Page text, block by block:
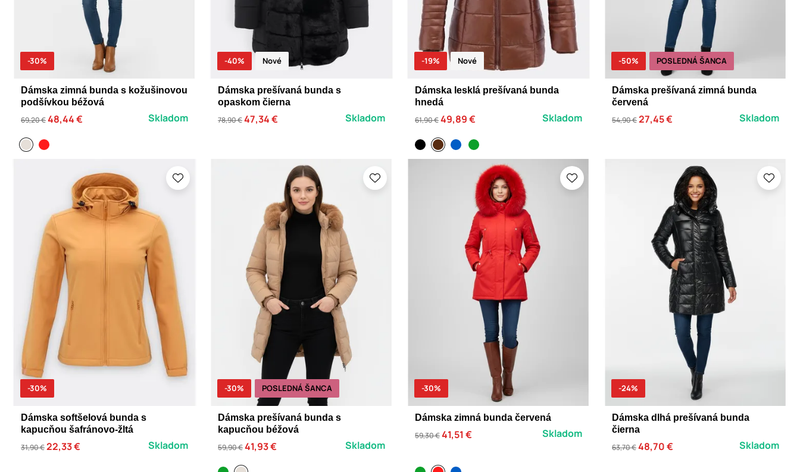
-30%
Dámska zimná bunda s kožušinovou
podšívkou béžová
69,20 €48,44 € Skladom
-40% Nové
Dámska prešívaná bunda s
opaskom čierna
78,90 €47,34 € Skladom
-19% Nové
Dámska lesklá prešívaná bunda
hnedá
61,90 €49,89 € Skladom
-50% POSLEDNÁ ŠANCA
Dámska prešívaná zimná bunda
červená
54,90 €27,45 € Skladom
-30%
Dámska softšelová bunda s
kapucňou šafránovo-žltá
31,90 €22,33 € Skladom
-30% POSLEDNÁ ŠANCA
Dámska prešívaná bunda s
kapucňou béžová
59,90 €41,93 € Skladom
-30%
Dámska zimná bunda červená
59,30 €41,51 € Skladom
-24%
Dámska dlhá prešívaná bunda
čierna
63,70 €48,70 € Skladom